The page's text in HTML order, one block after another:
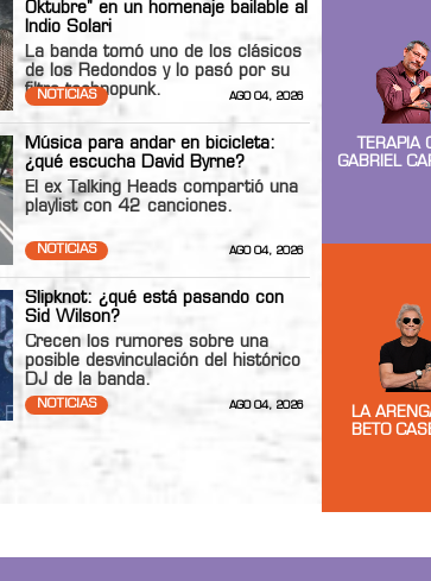
Oktubre" en un homenaje bailable al
Indio Solari
La banda tomó uno de los clásicos
de los Redondos y lo pasó por su
filtro technopunk.
NOTICIAS AGO 04, 2026
Música para andar en bicicleta:
¿qué escucha David Byrne?
El ex Talking Heads compartió una
playlist con 42 canciones.
NOTICIAS AGO 04, 2026
Slipknot: ¿qué está pasando con
Sid Wilson?
Crecen los rumores sobre una
posible desvinculación del histórico
DJ de la banda.
NOTICIAS AGO 04, 2026
TERAPIA
GABRIEL
LA
BETO